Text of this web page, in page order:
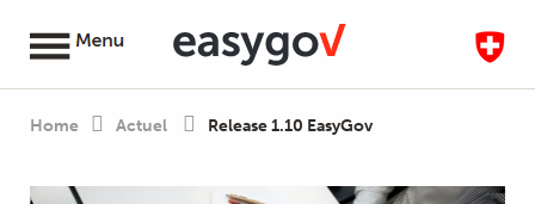
Home Actuel Release 1.10 EasyGov